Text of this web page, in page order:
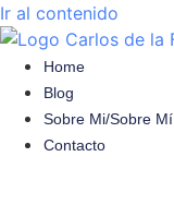
Ir al contenido
Home
Blog
Sobre Mi/sobre Mí
Contacto